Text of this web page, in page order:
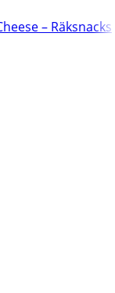
– Räksnacks